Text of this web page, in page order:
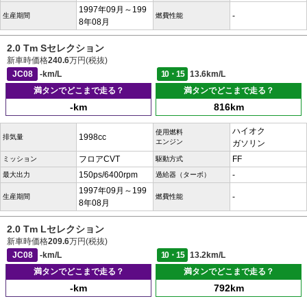
生産期間
1997年09月～199
8年08月
燃費性能 -
2.0 Tm Sセレクション
新車時価格240.6万円(税抜)
JC08
-km/L 10・15
13.6km/L
満タンでどこまで走る？
-km
満タンでどこまで走る？
816km
排気量 1998cc
使用燃料
エンジン
ハイオク
ガソリン
ミッション フロアCVT 駆動方式 FF
最大出力 150ps/6400rpm 過給器（ターボ） -
生産期間
1997年09月～199
8年08月
燃費性能 -
2.0 Tm Lセレクション
新車時価格209.6万円(税抜)
JC08
-km/L 10・15
13.2km/L
満タンでどこまで走る？
-km
満タンでどこまで走る？
792km